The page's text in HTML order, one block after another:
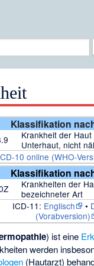
Klassifikation
Krankheit der
Unterhaut, nicht
10 online (WHO-
Klassifikation
Krankheiten der
bezeichneter Art
ICD-11: Englisch •
(Vorabversion)
) ist eine
werden
(Hautarzt)